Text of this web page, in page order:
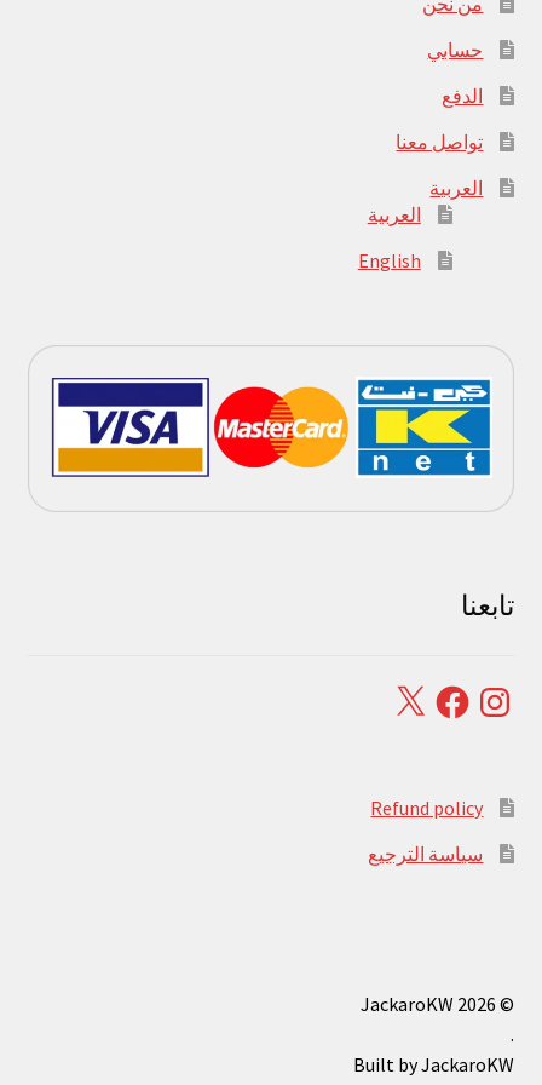
حسابي
الدفع
تواصل معنا
العربية
العربية
English
تابعنا
Instagram
Facebook
X
Refund policy
سياسة الترجيع
© JackaroKW 2026
.